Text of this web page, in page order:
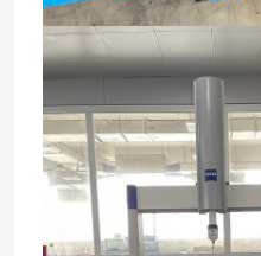
Rumah
Produk